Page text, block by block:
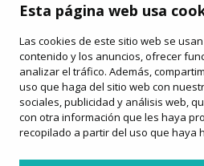
Esta página web usa
Las cookies de este sitio web se
contenido y los anuncios, ofrecer
analizar el tráfico. Además,
uso que haga del sitio web con
sociales, publicidad y análisis web,
con otra información que les haya
recopilado a partir del uso que haya
Apartat de Correus, 31
08100 Mollet del Vallès
900 13 00 14
www.sagales.com
info@sagales.com